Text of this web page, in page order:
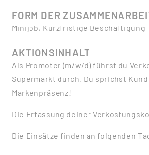
FORM DER
Minijob, Kurzfristige Beschäftigung
AKTIONSINHALT
Als Promoter (m/w/d) führst du
Supermarkt durch. Du sprichst
Markenpräsenz!
Die Erfassung deiner
Die Einsätze finden an folgenden